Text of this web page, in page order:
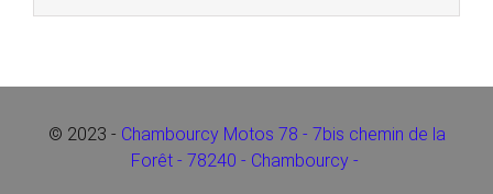
© 2023 - Chambourcy Motos 78 - 7bis chemin de la
Forêt - 78240 - Chambourcy -